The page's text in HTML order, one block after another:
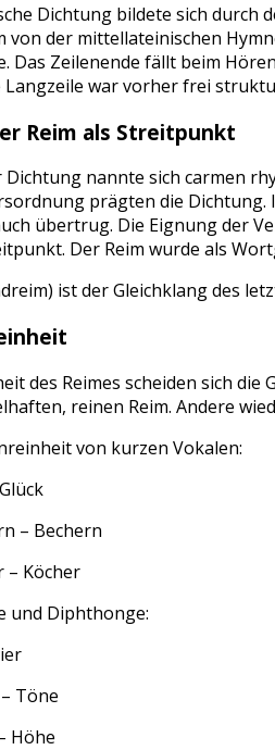
Dichtung bildete sich durch
von der mittellateinischen
Das Zeilenende fällt beim
Langzeile war vorher frei
Reim als Streitpunkt
Dichtung nannte sich carmen
prägten die Dichtung.
übertrug. Die Eignung der
Der Reim wurde als
ist der Gleichklang des
des Reimes scheiden sich
reinen Reim. Andere
von kurzen Vokalen:
– Bechern
– Köcher
und Diphthonge:
Töne
Höhe